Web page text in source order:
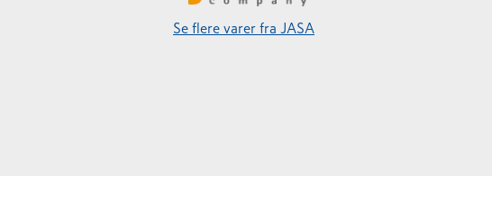
Se flere varer fra JASA